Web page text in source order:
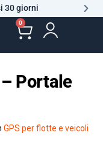
30 giorni
0
Portale
GPS per flotte e veicoli